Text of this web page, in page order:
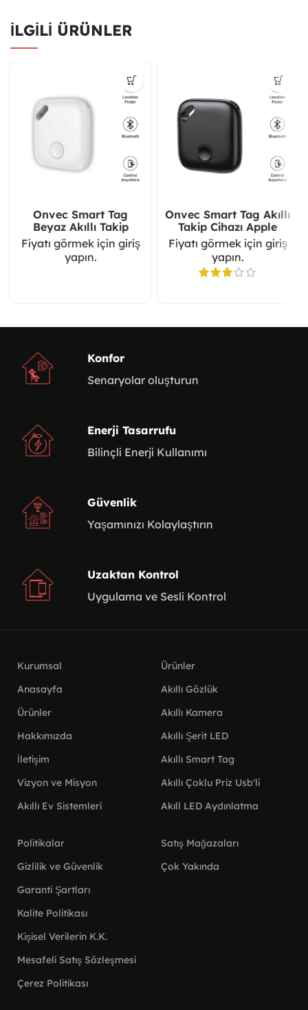
İLGILI ÜRÜNLER
Onvec Smart Tag
Beyaz Akıllı Takip
Cihazı Apple Uyumlu
Fiyatı görmek için giriş
yapın.
Onvec Smart Tag Akıllı
Takip Cihazı Apple
Uyumlu
Fiyatı görmek için giriş
yapın.
Konfor
Senaryolar oluşturun
Enerji Tasarrufu
Bilinçli Enerji Kullanımı
Güvenlik
Yaşamınızı Kolaylaştırın
Uzaktan Kontrol
Uygulama ve Sesli Kontrol
Kurumsal
Anasayfa
Ürünler
Hakkımızda
İletişim
Vizyon ve Misyon
Akıllı Ev Sistemleri
Ürünler
Akıllı Gözlük
Akıllı Kamera
Akıllı Şerit LED
Akıllı Smart Tag
Akıllı Çoklu Priz Usb'li
Akıll LED Aydınlatma
Politikalar
Gizlilik ve Güvenlik
Garanti Şartları
Kalite Politikası
Kişisel Verilerin K.K.
Mesafeli Satış Sözleşmesi
Çerez Politikası
Satış Mağazaları
Çok Yakında